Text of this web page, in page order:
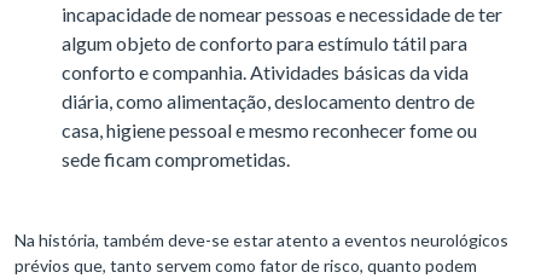
incapacidade de nomear pessoas e necessidade de ter
algum objeto de conforto para estímulo tátil para
conforto e companhia. Atividades básicas da vida
diária, como alimentação, deslocamento dentro de
casa, higiene pessoal e mesmo reconhecer fome ou
sede ficam comprometidas.
Na história, também deve-se estar atento a eventos neurológicos
prévios que, tanto servem como fator de risco, quanto podem